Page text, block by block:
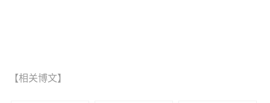
【相关博文】